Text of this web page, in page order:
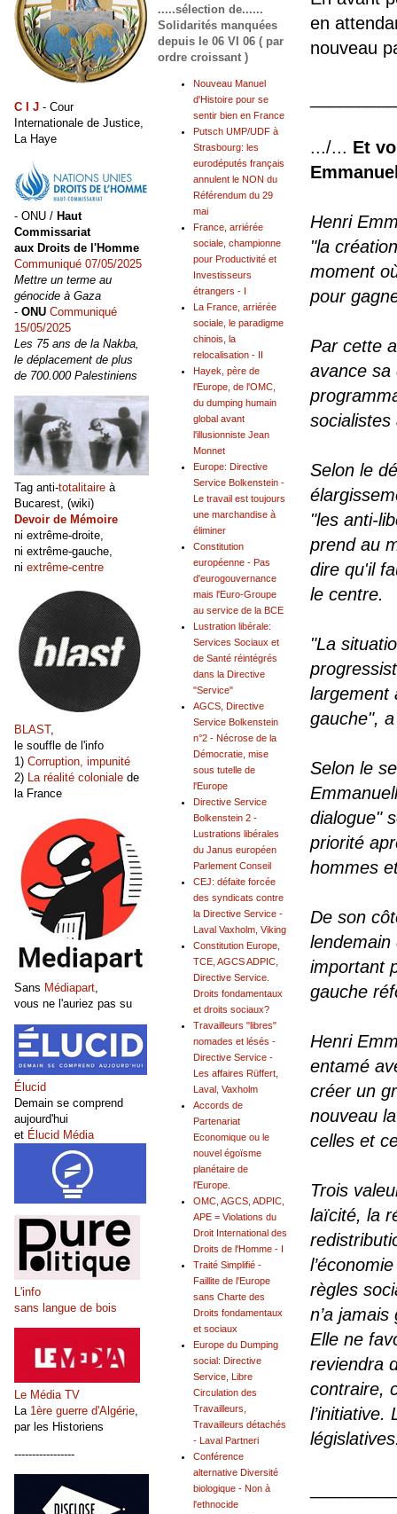
en
nouveau
.../... Et
Henri
"la
moment
pour
Par cette
avance sa
Selon le
"les anti-
prend au
dire qu'il
le centre.
"La
largement
gauche",
Selon le
dialogue"
priorité
hommes
De son
lendemain
important
gauche
Henri
entamé
créer un
nouveau
celles et
Trois
laïcité, la
règles
n’a
Elle ne
reviendra
contraire,
.....sélection de......
Solidarités manquées
depuis le 06 VI 06 ( par
ordre croissant )
Nouveau Manuel
d'Histoire pour se
sentir bien en France
Putsch UMP/UDF à
Strasbourg: les
eurodéputés français
annulent le NON du
Référendum du 29
mai
France, arriérée
sociale, championne
pour Productivité et
Investisseurs
étrangers - I
La France, arriérée
sociale, le paradigme
chinois, la
relocalisation - II
Hayek, père de
l'Europe, de l'OMC,
du dumping humain
global avant
l'illusionniste Jean
Monnet
Europe: Directive
Service Bolkenstein -
Le travail est toujours
une marchandise à
éliminer
Constitution
européenne - Pas
d'eurogouvernance
mais l'Euro-Groupe
au service de la BCE
Lustration libérale:
Services Sociaux et
de Santé réintégrés
dans la Directive
"Service"
AGCS, Directive
Service Bolkenstein
n°2 - Nécrose de la
Démocratie, mise
sous tutelle de
l'Europe
Directive Service
Bolkenstein 2 -
Lustrations libérales
du Janus européen
Parlement Conseil
CEJ: défaite forcée
des syndicats contre
la Directive Service -
Laval Vaxholm, Viking
Constitution Europe,
TCE, AGCS ADPIC,
Directive Service.
Droits fondamentaux
et droits sociaux?
Travailleurs "libres"
nomades et lésés -
Directive Service -
Les affaires Rüffert,
Laval, Vaxholm
Accords de
Partenariat
Economique ou le
nouvel égoïsme
planétaire de
l'Europe.
OMC, AGCS, ADPIC,
APE = Violations du
Droit International des
Droits de l'Homme - I
Traité Simplifié -
Faillite de l'Europe
sans Charte des
Droits fondamentaux
et sociaux
Europe du Dumping
social: Directive
Service, Libre
Circulation des
Travailleurs,
Travailleurs détachés
- Laval Partneri
Conférence
alternative Diversité
biologique - Non à
l'ethnocide
C I J - Cour
Internationale de Justice,
La Haye
- ONU / Haut
Commissariat
aux Droits de l'Homme
Communiqué 07/05/2025
Mettre un terme au
génocide à Gaza
- ONU Communiqué
15/05/2025
Les 75 ans de la Nakba,
le déplacement de plus
de 700.000 Palestiniens
Tag anti-totalitaire à
Bucarest, (wiki)
Devoir de Mémoire
ni extrême-droite,
ni extrême-gauche,
ni extrême-centre
BLAST,
le souffle de l'info
1) Corruption, impunité
2) La réalité coloniale de
la France
Sans Médiapart,
vous ne l'auriez pas su
Élucid
Demain se comprend
aujourd'hui
et Élucid Média
L'info
sans langue de bois
Le Média TV
La 1ère guerre d'Algérie
par les Historiens
-----------------